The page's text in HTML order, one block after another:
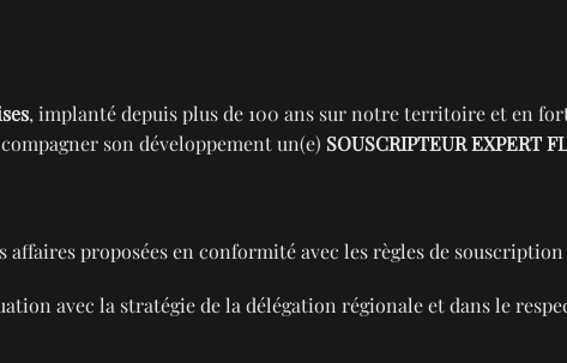
, implanté depuis plus de 100 ans sur notre territoire et en
son développement un(e) SOUSCRIPTEUR EXPERT
proposées en conformité avec les règles de souscription
avec la stratégie de la délégation régionale et dans le